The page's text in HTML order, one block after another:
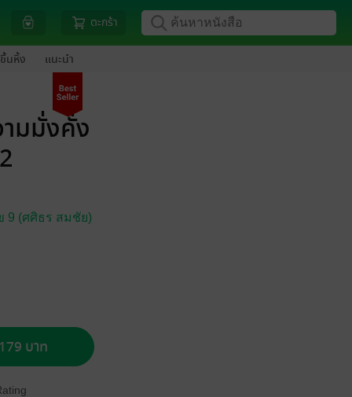
ตะกร้า
นหิ้ง แนะนำ
มมั่งคั่ง
9 (ศศิธร สมชัย)
บาท